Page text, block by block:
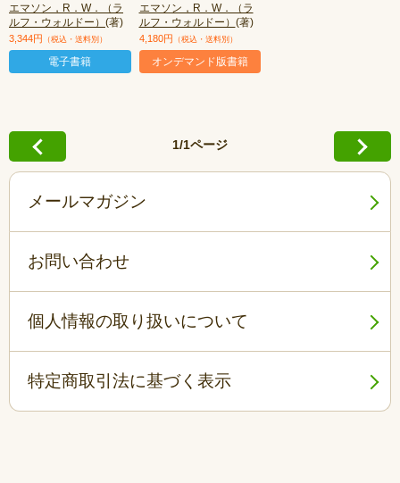
エマソン，R．W．（ラ
ルフ・ウォルドー） (著)
3,344円 （税込・送料別）
電子書籍
エマソン，R．W．（ラ
ルフ・ウォルドー） (著)
4,180円 （税込・送料別）
オンデマンド版書籍
1/1ページ
メールマガジン
お問い合わせ
個人情報の取り扱いについて
特定商取引法に基づく表示